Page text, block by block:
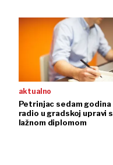
aktualno
Petrinjac sedam godina
radio u gradskoj upravi s
lažnom diplomom